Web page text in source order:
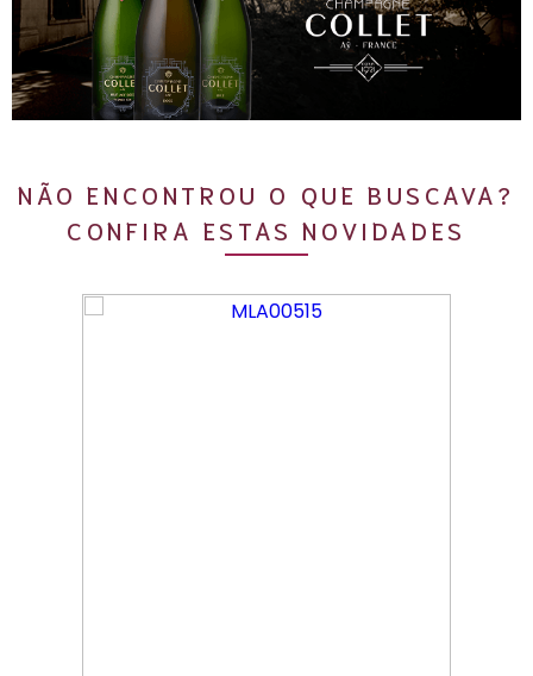
NÃO ENCONTROU O QUE BUSCAVA?
CONFIRA ESTAS NOVIDADES